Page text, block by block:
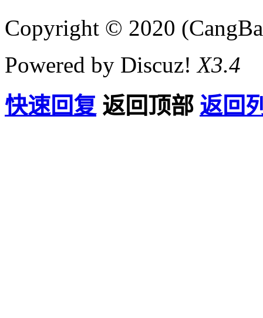
Copyright © 2020
Powered by Discuz!X3.4
快速回复 返回顶部 返回